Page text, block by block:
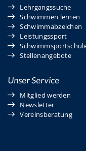
Lehrgangssuche
Schwimmen lernen
Schwimmabzeichen
Leistungssport
Stellenangebote
Unser Service
Mitglied werden
Newsletter
Vereinsberatung